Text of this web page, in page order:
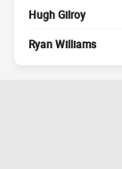
Hugh Gilroy
Ryan Williams